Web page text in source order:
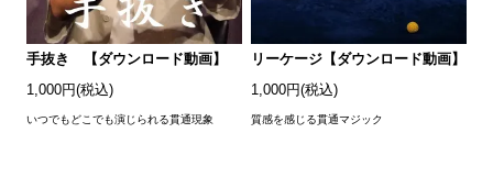
手抜き 【ダウンロード動画】
1,000円(税込)
いつでもどこでも演じられる貫通現象
リーケージ【ダウンロード動画】
1,000円(税込)
質感を感じる貫通マジック